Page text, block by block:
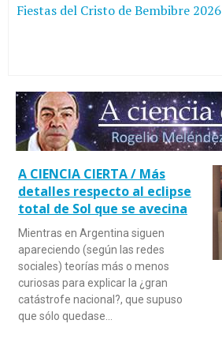
Fiestas del Cristo de Bembibre 2026
A CIENCIA CIERTA / Más
detalles respecto al eclipse
total de Sol que se avecina
Mientras en Argentina siguen
apareciendo (según las redes
sociales) teorías más o menos
curiosas para explicar la ¿gran
catástrofe nacional?, que supuso
que sólo quedase…